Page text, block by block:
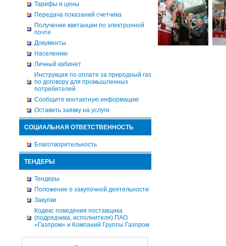
Тарифы и цены
Передача показаний счетчика
Получение квитанции по электронной
почте
Документы
Населению
Личный кабинет
Инструкция по оплате за природный газ
по договору для промышленных
потребителей
Сообщите контактную информацию
Оставить заявку на услуги
СОЦИАЛЬНАЯ ОТВЕТСТВЕННОСТЬ
Благотворительность
ТЕНДЕРЫ
Тендеры
Положение о закупочной деятельности
Закупки
Кодекс поведения поставщика
(подрядчика, исполнителя) ПАО
«Газпром» и Компаний Группы Газпром